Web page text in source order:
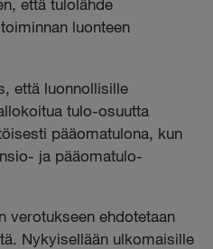
että tulolähde
luonteen
että luonnollisille
tulo-osuutta
pääomatulona, kun
ja pääomatulo-
verotukseen ehdotetaan
Nykyisellään ulkomaisille